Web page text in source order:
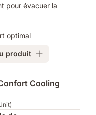
pour évacuer la
optimal
produit
Cooling